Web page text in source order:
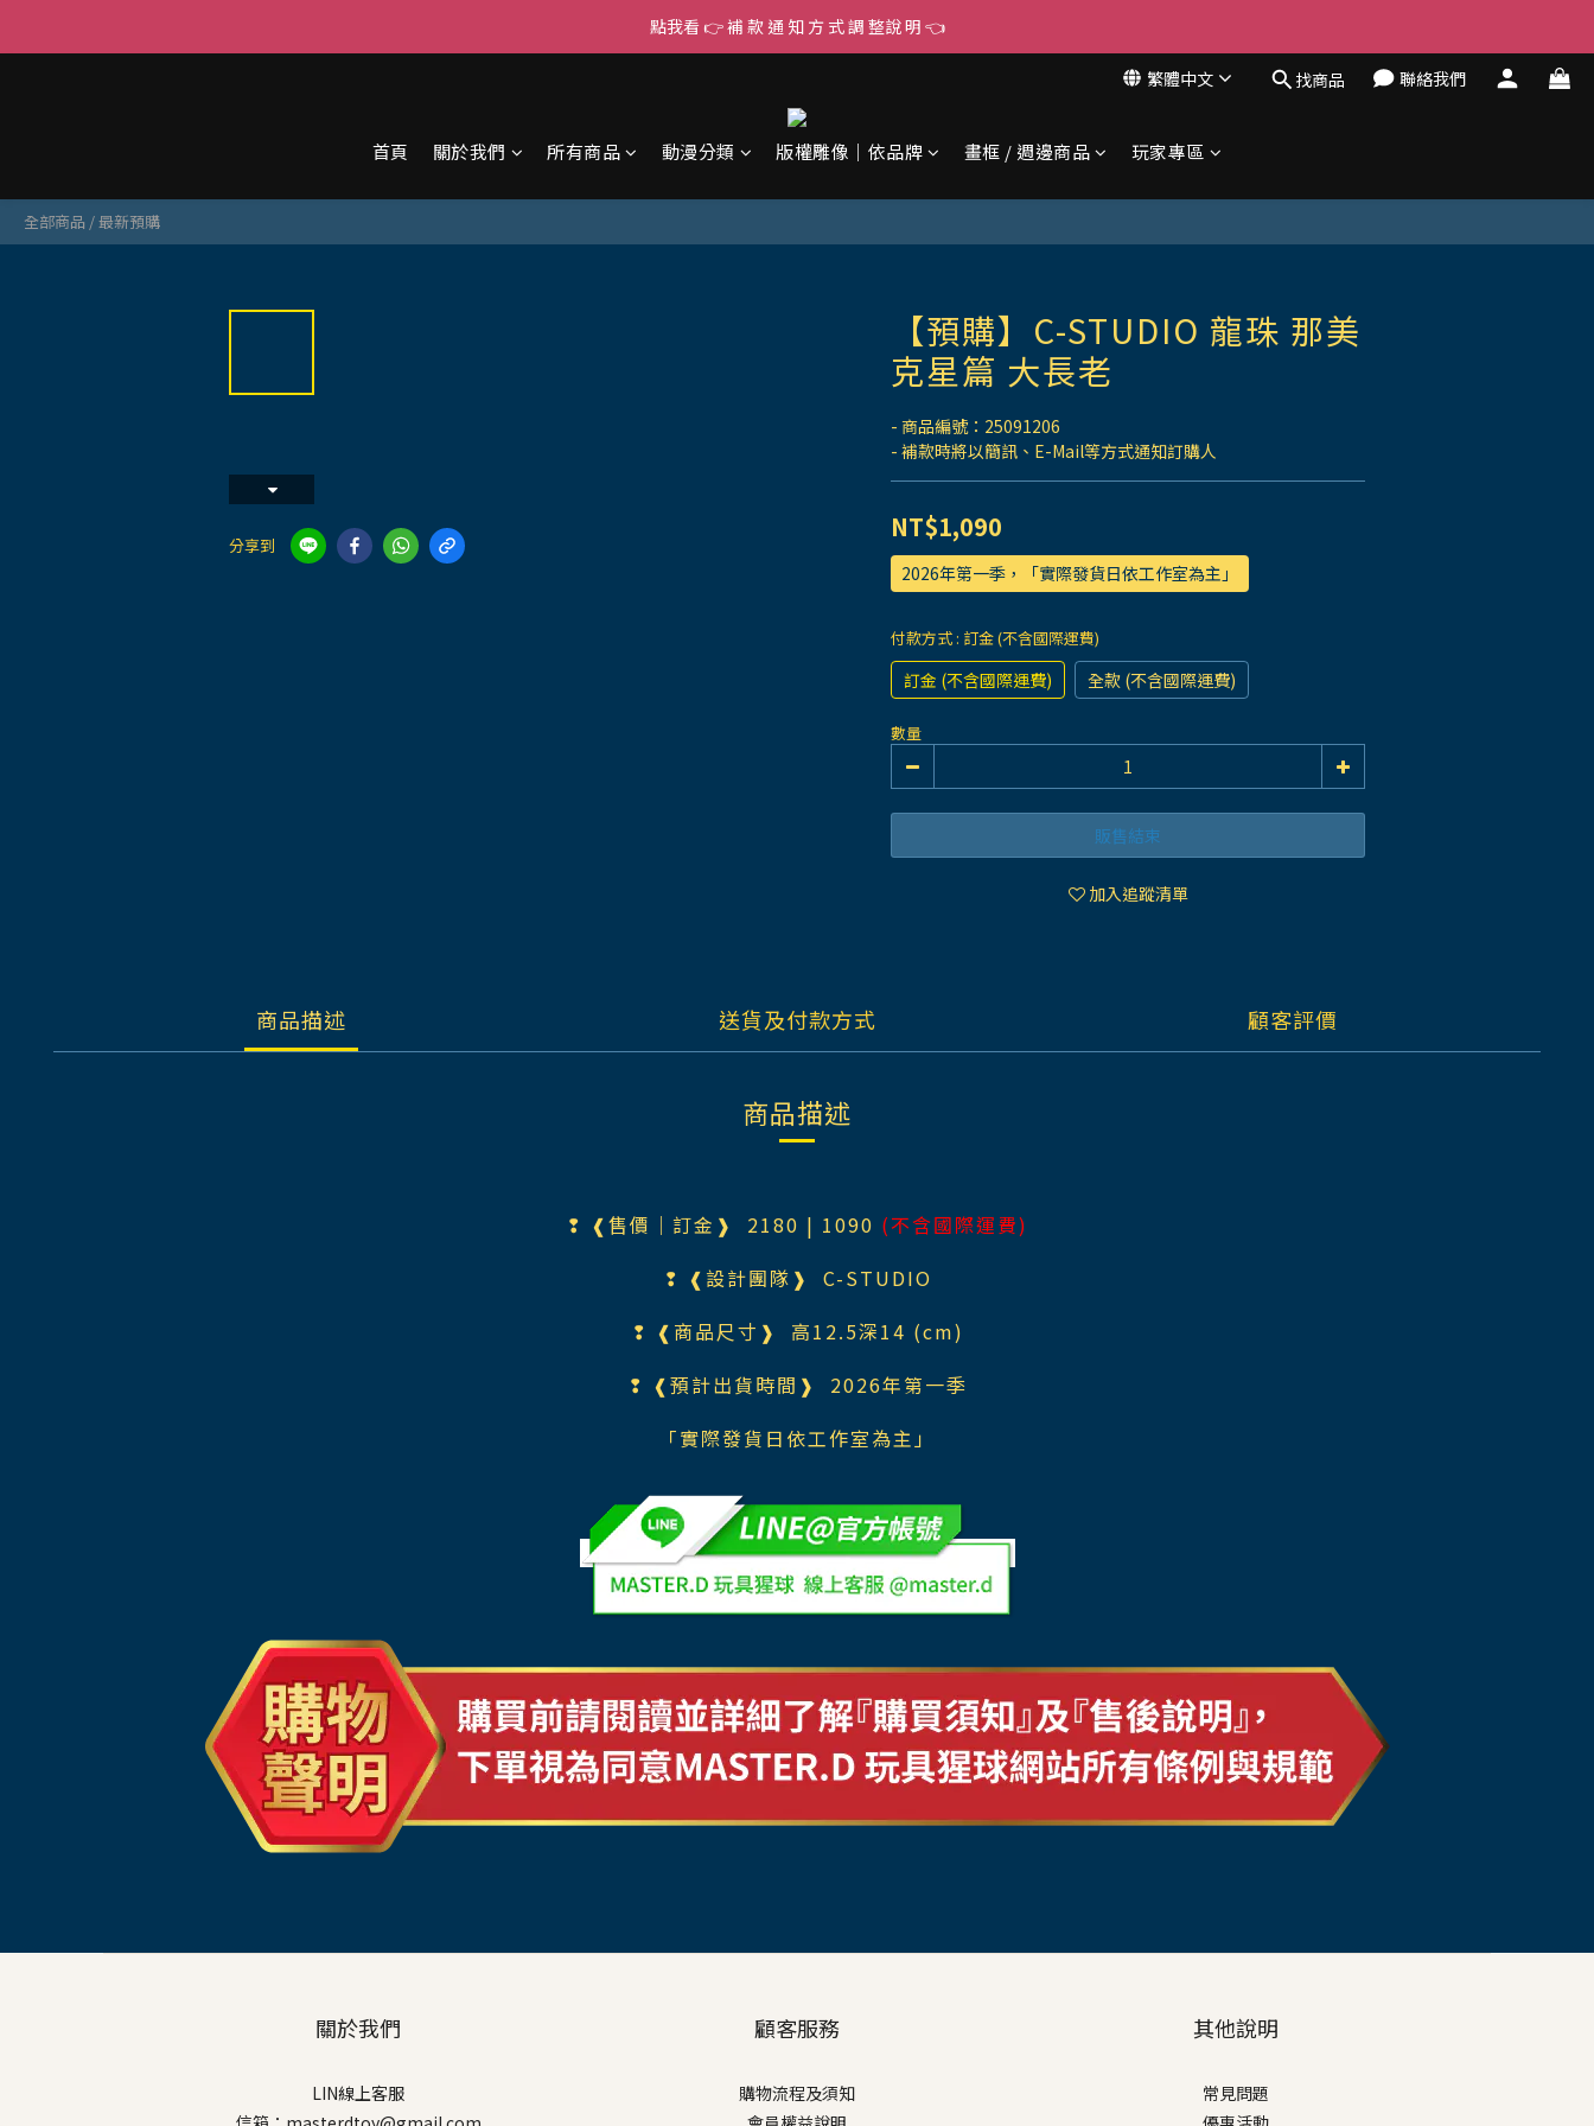
點我看 👉 補 款 通 知 方 式 調 整說 明 👈
繁體中文 找商品 聯絡我們
首頁 關於我們 所有商品 動漫分類 版權雕像｜依品牌 畫框 / 週邊商品 玩家專區
全部商品 /最新預購
分享到
【預購】C-STUDIO 龍珠 那美
克星篇 大長老
- 商品編號：25091206
- 補款時將以簡訊、E-Mail等方式通知訂購人
NT$1,090
2026年第一季，「實際發貨日依工作室為主」
付款方式 : 訂金 (不含國際運費)
訂金 (不含國際運費) 全款 (不含國際運費)
數量
販售結束
加入追蹤清單
商品描述 送貨及付款方式 顧客評價
商品描述
❢ ❰售價｜訂金❱ 2180 | 1090 (不含國際運費)
❢ ❰設計團隊❱ C-STUDIO
❢ ❰商品尺寸❱ 高12.5深14 (cm)
❢ ❰預計出貨時間❱ 2026年第一季
「實際發貨日依工作室為主」
關於我們
LIN線上客服
顧客服務
購物流程及須知
其他說明
常見問題